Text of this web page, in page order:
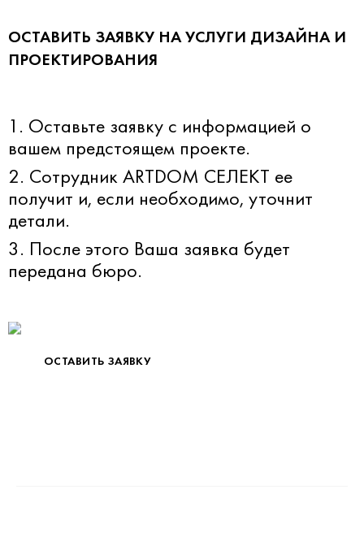
ОСТАВИТЬ ЗАЯВКУ НА УСЛУГИ ДИЗАЙНА И
ПРОЕКТИРОВАНИЯ
1. Оставьте заявку с информацией о
вашем предстоящем проекте.
2. Сотрудник ARTDOM СЕЛЕКТ ее
получит и, если необходимо, уточнит
детали.
3. После этого Ваша заявка будет
передана бюро.
ОСТАВИТЬ ЗАЯВКУ